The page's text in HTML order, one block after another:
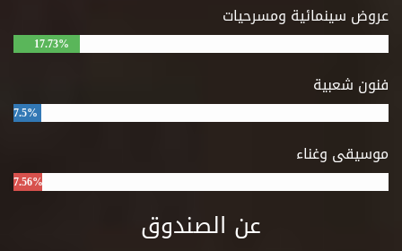
عروض سينمائية ومسرحيات
17.73%
فنون شعبية
7.5%
موسيقى وغناء
7.56%
عن الصندوق